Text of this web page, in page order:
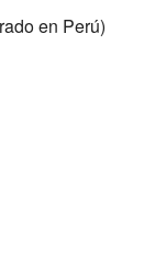
en Perú)